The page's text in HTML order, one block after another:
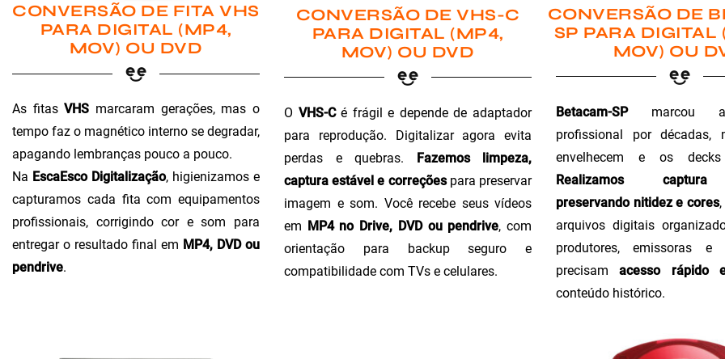
CONVERSÃO DE FITA VHS
PARA DIGITAL (MP4,
MOV) OU DVD
As fitasVHS marcaram gerações, mas o
tempo faz o magnético interno se degradar,
apagando lembranças pouco a pouco.
Na EscaEsco Digitalização, higienizamos e
capturamos cada fita com equipamentos
profissionais, corrigindo cor e som para
entregar o resultado final em MP4, DVD ou
pendrive.
CONVERSÃO DE VHS-C
PARA DIGITAL (MP4,
MOV) OU DVD
O VHS-Cé frágil e depende de adaptador
para reprodução. Digitalizar agora evita
perdas e quebras. Fazemos limpeza,
captura estável e correçõespara preservar
imagem e som. Você recebe seus vídeos
em MP4 no Drive, DVD ou pendrive, com
orientação para backup seguro e
compatibilidade com TVs e celulares.
CONVERSÃO DE
SP PARA DIGITAL
MOV) OU
Betacam-SPmarcou a
profissional por
envelhecem e os
Realizamos captura
preservando nitidez e cores
arquivos digitais
produtores, emissoras e
precisamacesso rápido
conteúdo histórico.